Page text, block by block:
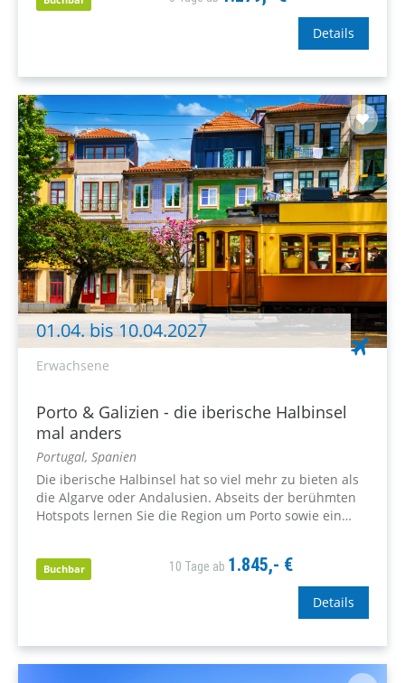
Details
01.04. bis 10.04.2027
Erwachsene
Porto & Galizien - die iberische Halbinsel
mal anders
Portugal, Spanien
Die iberische Halbinsel hat so viel mehr zu bieten als
die Algarve oder Andalusien. Abseits der berühmten
Hotspots lernen Sie die Region um Porto sowie ein
Buchbar 10 Tage ab 1.845,- €
Details